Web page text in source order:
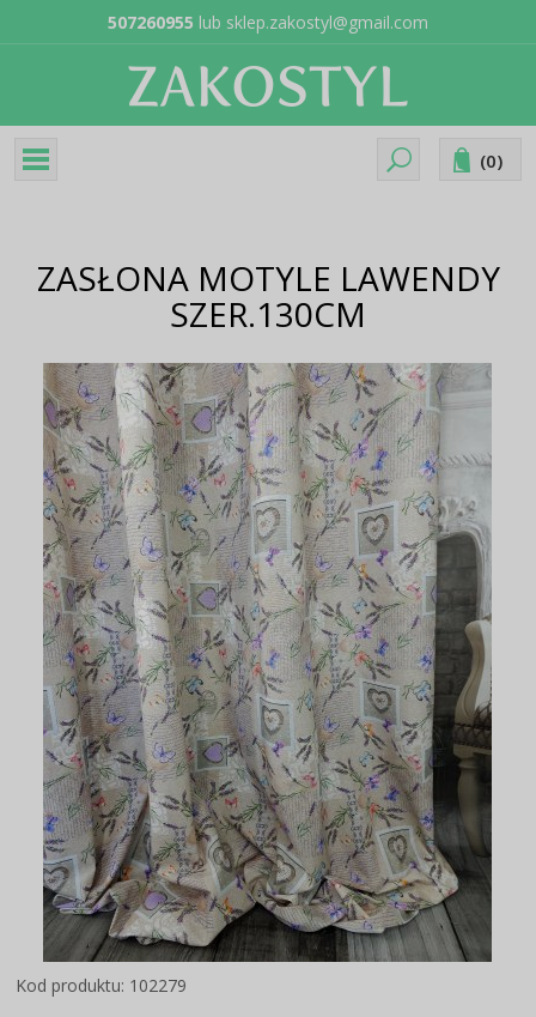
507260955 lub sklep.zakostyl@gmail.com
(0)
ZASŁONA MOTYLE LAWENDY
SZER.130CM
Kod produktu: 102279